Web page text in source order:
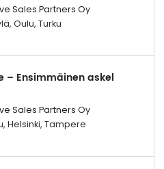
Sales Partners Oy
Oulu, Turku
– Ensimmäinen askel
Sales Partners Oy
Helsinki, Tampere